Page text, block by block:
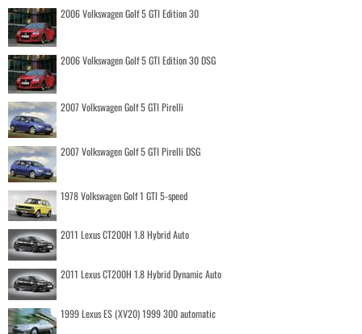
2006 Volkswagen Golf 5 GTI Edition 30
2006 Volkswagen Golf 5 GTI Edition 30 DSG
2007 Volkswagen Golf 5 GTI Pirelli
2007 Volkswagen Golf 5 GTI Pirelli DSG
1978 Volkswagen Golf 1 GTI 5-speed
2011 Lexus CT200H 1.8 Hybrid Auto
2011 Lexus CT200H 1.8 Hybrid Dynamic Auto
1999 Lexus ES (XV20) 1999 300 automatic